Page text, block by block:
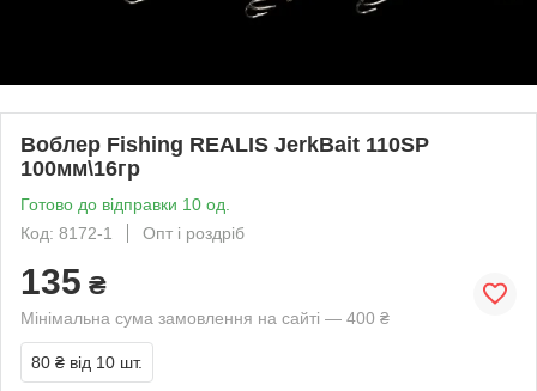
Воблер Fishing REALIS JerkBait 110SP
100мм\16гр
Готово до відправки 10 од.
Код: 8172-1
Опт і роздріб
135 ₴
Мінімальна сума замовлення на сайті — 400 ₴
80 ₴ від 10 шт.